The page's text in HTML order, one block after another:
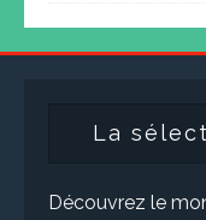
La
Découvrez le